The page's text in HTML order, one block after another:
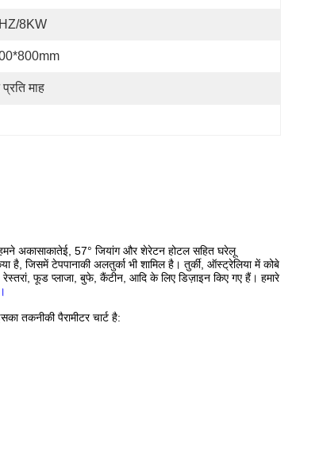
8KW
माह
अकासाकातेई, 57° जियांग और शेरेटन होटल सहित घरेलू
है, जिसमें टेपपानाकी अलतुर्का भी शामिल है। तुर्की, ऑस्ट्रेलिया में कोबे
फूड प्लाजा, बुफे, कैंटीन, आदि के लिए डिज़ाइन किए गए हैं। हमारे
तकनीकी पैरामीटर चार्ट है: